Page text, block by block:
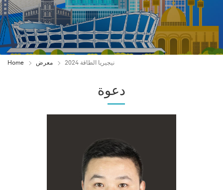
Home معرض نيجيريا الطاقة 2024
دعوة